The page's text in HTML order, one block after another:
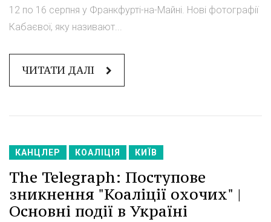
12 по 16 серпня у Франкфурті-на-Майні. Нові фотографії
Кабаєвої, яку називают...
ЧИТАТИ ДАЛІ
КАНЦЛЕР КОАЛІЦІЯ КИЇВ
The Telegraph: Поступове
зникнення "Коаліції охочих" |
Основні події в Україні